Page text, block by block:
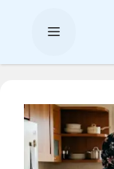
القائمة